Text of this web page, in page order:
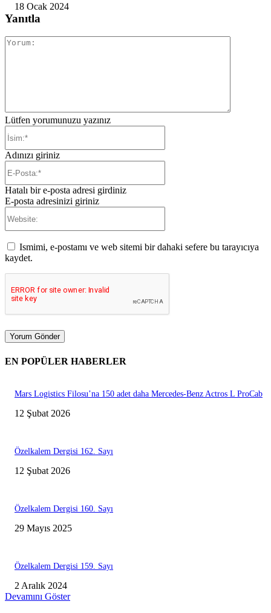
18 Ocak 2024
Yanıtla
Lütfen yorumunuzu yazınız
Adınızı giriniz
Hatalı bir e-posta adresi girdiniz
E-posta adresinizi giriniz
Ismimi, e-postamı ve web sitemi bir dahaki sefere bu tarayıcıya
kaydet.
EN POPÜLER HABERLER
Mars Logistics Filosu’na 150 adet daha Mercedes-Benz Actros L ProCab
12 Şubat 2026
Özelkalem Dergisi 162. Sayı
12 Şubat 2026
Özelkalem Dergisi 160. Sayı
29 Mayıs 2025
Özelkalem Dergisi 159. Sayı
2 Aralık 2024
Devamını Göster